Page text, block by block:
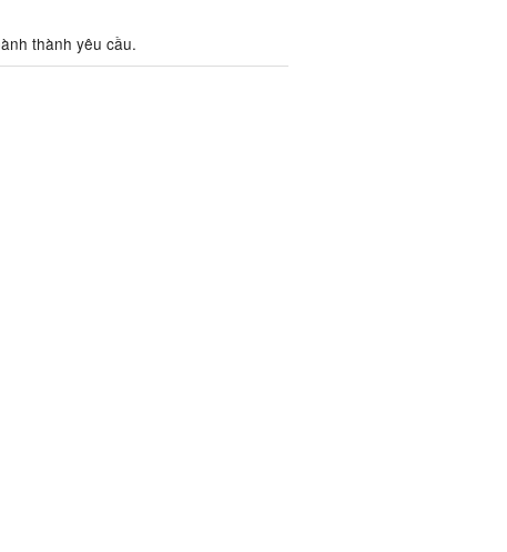
thành yêu cầu.